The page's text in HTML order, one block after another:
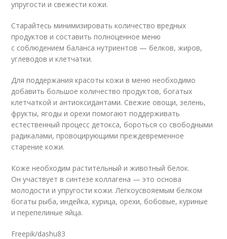
упругости и свежести кожи.
Старайтесь минимизировать количество вредных
продуктов и составить полноценное меню
с соблюдением баланса нутриентов — белков, жиров,
углеводов и клетчатки.
Для поддержания красоты кожи в меню необходимо
добавить большое количество продуктов, богатых
клетчаткой и антиоксидантами. Свежие овощи, зелень,
фрукты, ягоды и орехи помогают поддерживать
естественный процесс детокса, бороться со свободными
радикалами, провоцирующими преждевременное
старение кожи.
Коже необходим растительный и животный белок.
Он участвует в синтезе коллагена — это основа
молодости и упругости кожи. Легкоусвояемым белком
богаты рыба, индейка, курица, орехи, бобовые, куриные
и перепелиные яйца.
Freepik/dashu83